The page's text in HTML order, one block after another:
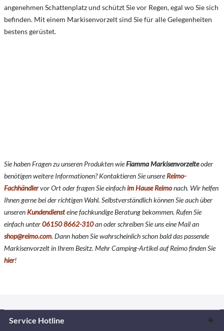
angenehmen Schattenplatz und schützt Sie vor Regen, egal wo Sie sich
befinden. Mit einem Markisenvorzelt sind Sie für alle Gelegenheiten
bestens gerüstet.
Sie haben Fragen zu unseren Produkten wieFiamma Markisenvorzelteoder
benötigen weitere Informationen? Kontaktieren Sie unsereReimo-
Fachhändlervor Ort oder fragen Sie einfachim Hause Reimonach. Wir helfen
Ihnen gerne bei der richtigen Wahl. Selbstverständlich können Sie auch über
unseren Kundendiensteine fachkundige Beratung bekommen. Rufen Sie
einfach unter06150 8662-310an oder schreiben Sie uns eine Mail an
shop@reimo.com. Dann haben Sie wahrscheinlich schon bald das passende
Markisenvorzelt in Ihrem Besitz. Mehr Camping-Artikel auf Reimo finden Sie
hier!
Service Hotline